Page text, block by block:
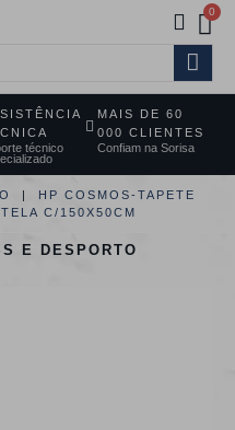
técnico
MAIS DE 60
000 CLIENTES
Confiam na Sorisa
HP COSMOS-TAPETE
C/150X50CM
E DESPORTO